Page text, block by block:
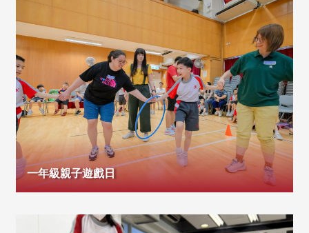
一年級親子遊戲日